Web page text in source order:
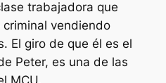
trabajadora que
vendiendo
El giro de que él es el
Peter, es una de las
MCU.